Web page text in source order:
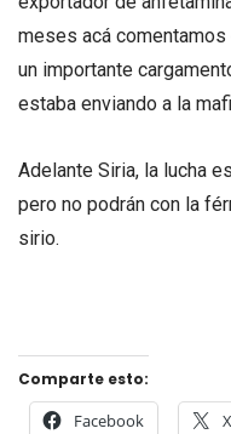
meses acá
un importante
estaba enviando a la
Adelante Siria, la lucha
pero no podrán con la
sirio.
Comparte esto:
Facebook X